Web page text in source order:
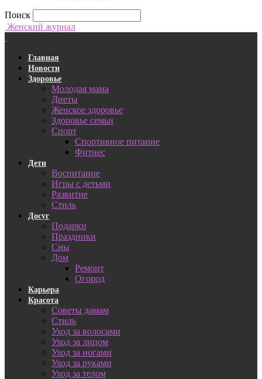
Поиск
Женский журнал
Главная
Новости
Здоровье
Молодая мама
Диеты
Женское здоровье
Здоровье семьи
Спорт
Спортивное питание
Фитнес
Дети
Воспитание
Игры с детьми
Развитие
Стиль
Досуг
Подарки
Праздники
Сны
Дом
Ремонт
Огород
Карьера
Красота
Советы дамам
Стиль
Уход за волосами
Уход за лицом
Уход за ногами
Уход за руками
Уход за телом